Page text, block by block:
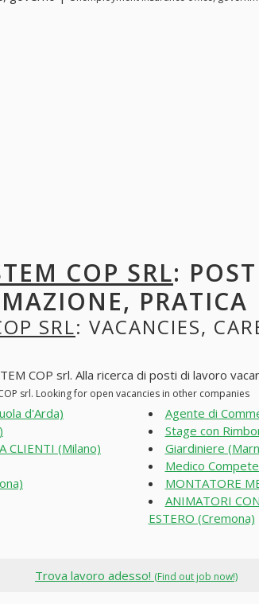
COP SRL:
PRATICA
SRL: VACANCIES,
COP srl. Alla ricerca di posti di lavoro
srl. Looking for open vacancies in other companies
d'Arda)
CLIENTI (Milano)
Agente di
Stage con
Giardiniere
Medico
MONTATORE
ANIMATORI
ESTERO (Cremona)
Trova lavoro adesso! (Find out job now!)